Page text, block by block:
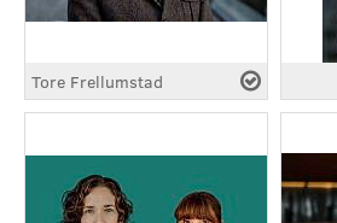
Tore Frellumstad